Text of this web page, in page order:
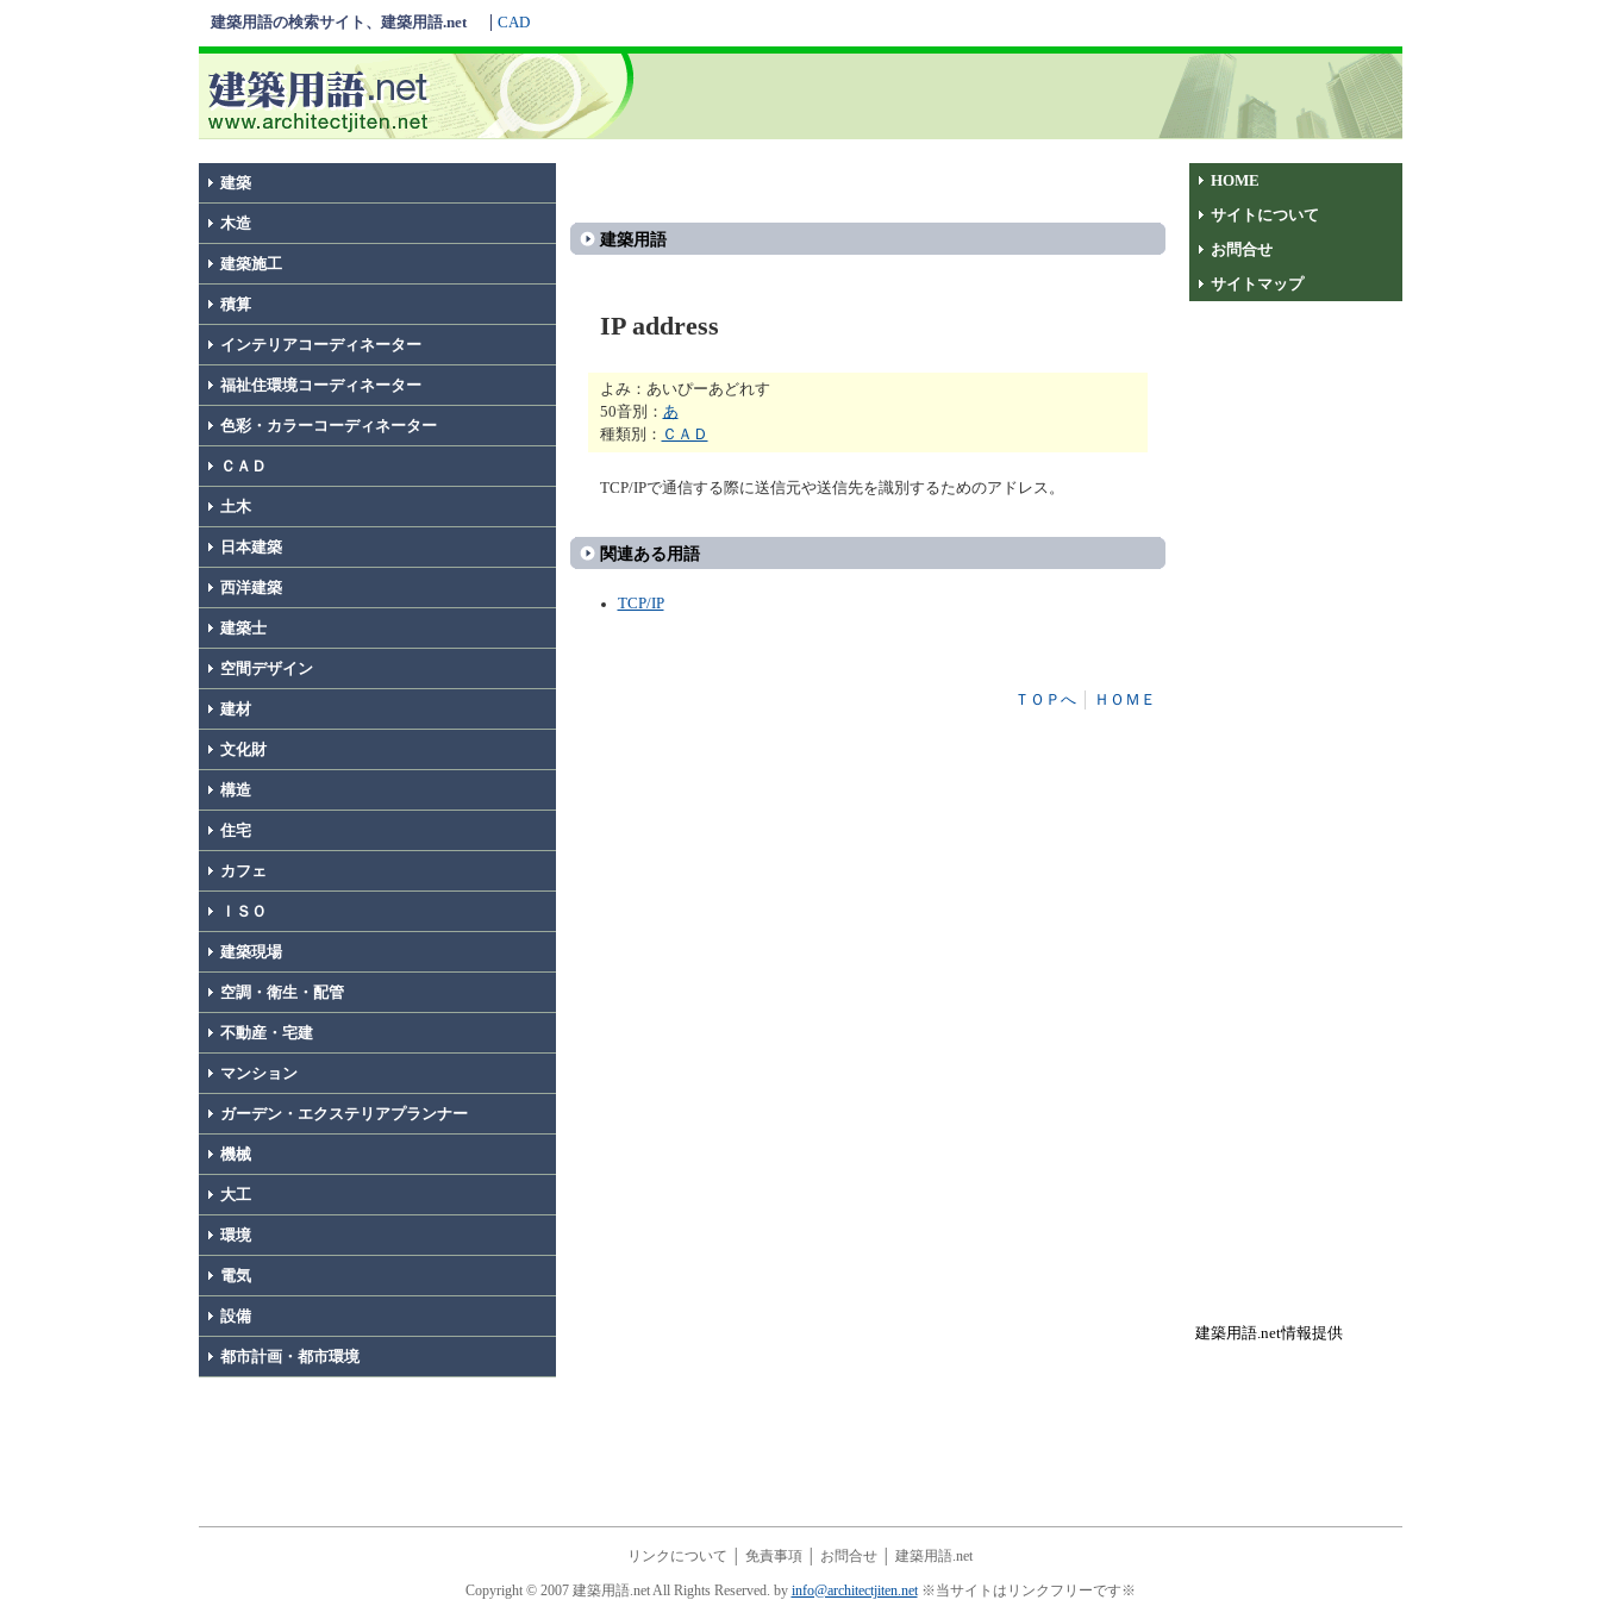
建築用語の検索サイト、建築用語.net CAD
建築
木造
建築施工
積算
インテリアコーディネーター
福祉住環境コーディネーター
色彩・カラーコーディネーター
ＣＡＤ
土木
日本建築
西洋建築
建築士
空間デザイン
建材
文化財
構造
住宅
カフェ
ＩＳＯ
建築現場
空調・衛生・配管
不動産・宅建
マンション
ガーデン・エクステリアプランナー
機械
大工
環境
電気
設備
都市計画・都市環境
建築用語
IP address
よみ：あいぴーあどれす
50音別： あ
種類別： ＣＡＤ
TCP/IPで通信する際に送信元や送信先を識別するためのアドレス。
関連ある用語
TCP/IP
ＴＯＰへ│ ＨＯＭＥ
HOME
サイトについて
お問合せ
サイトマップ
建築用語.net情報提供
リンクについて 免責事項 お問合せ 建築用語.net
Copyright © 2007 建築用語.net All Rights Reserved. by info@architectjiten.net※当サイトはリンクフリーです※